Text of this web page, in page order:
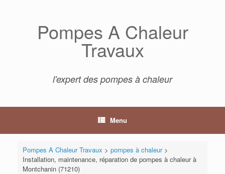
Pompes A Chaleur
Travaux
l'expert des pompes à chaleur
Menu
Pompes A Chaleur Travaux > pompes à chaleur>
Installation, maintenance, réparation de pompes à chaleur à
Montchanin (71210)